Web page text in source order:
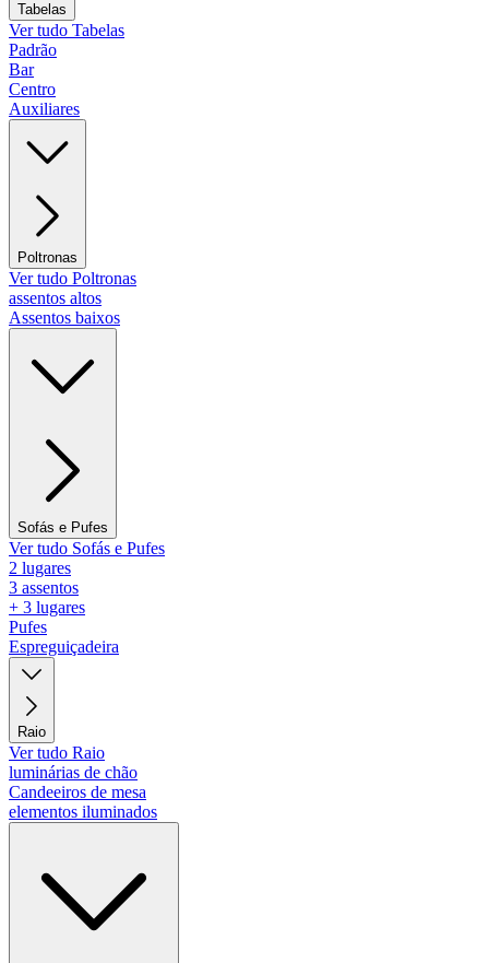
Tabelas
Ver tudo Tabelas
Padrão
Bar
Centro
Auxiliares
Poltronas
Ver tudo Poltronas
assentos altos
Assentos baixos
Sofás e Pufes
Ver tudo Sofás e Pufes
2 lugares
3 assentos
+ 3 lugares
Pufes
Espreguiçadeira
Raio
Ver tudo Raio
luminárias de chão
Candeeiros de mesa
elementos iluminados